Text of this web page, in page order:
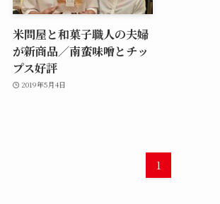
米問屋と和菓子職人の夫婦
が新商品／南蛮味噌とチッ
プス好評
2019年5月4日
1